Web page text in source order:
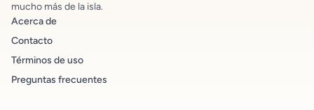
mucho más de la isla.
Acerca de
Contacto
Términos de uso
Preguntas frecuentes